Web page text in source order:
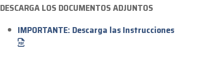
DESCARGA LOS DOCUMENTOS ADJUNTOS
IMPORTANTE: Descarga las Instrucciones